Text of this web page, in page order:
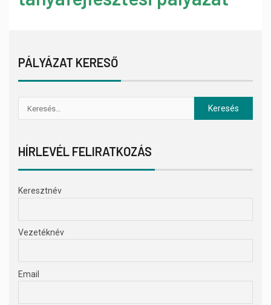
PÁLYÁZAT KERESŐ
HÍRLEVÉL FELIRATKOZÁS
Keresztnév
Vezetéknév
Email